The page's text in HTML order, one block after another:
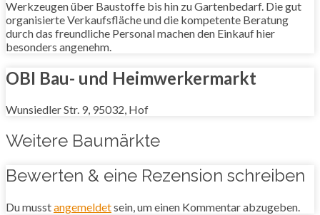
Werkzeugen über Baustoffe bis hin zu Gartenbedarf. Die gut
organisierte Verkaufsfläche und die kompetente Beratung
durch das freundliche Personal machen den Einkauf hier
besonders angenehm.
OBI Bau- und Heimwerkermarkt
Wunsiedler Str. 9, 95032, Hof
Weitere Baumärkte
Bewerten & eine Rezension schreiben
Du musstangemeldetsein, um einen Kommentar abzugeben.